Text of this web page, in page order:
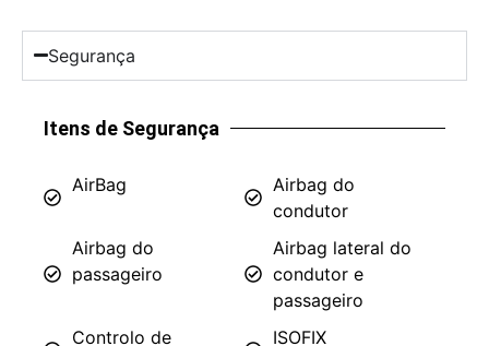
Segurança
Itens de Segurança
AirBag
Airbag do
condutor
Airbag do
passageiro
Airbag lateral do
condutor e
passageiro
Controlo de
ISOFIX